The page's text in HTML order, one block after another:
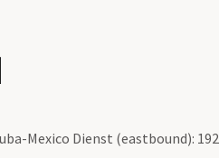
Mexico Dienst (eastbound):